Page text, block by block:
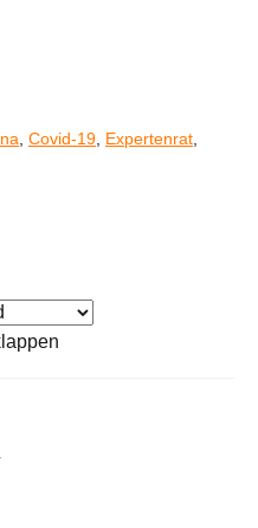
Covid-19 Expertenrat